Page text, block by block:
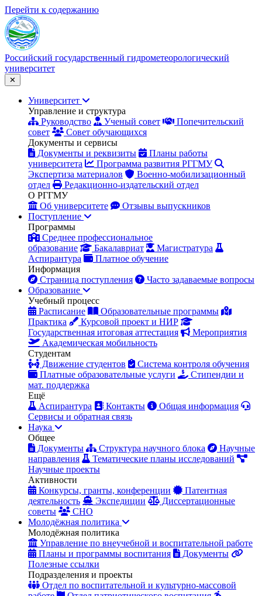
Перейти к содержанию
Российский государственный гидрометеорологический
университет
✕
Университет
Управление и структура
Руководство
Ученый совет
Попечительский
совет
Совет обучающихся
Документы и сервисы
Документы и реквизиты
Планы работы
университета
Программа развития РГГМУ
Экспертиза материалов
Военно-мобилизационный
отдел
Редакционно-издательский отдел
О РГГМУ
Об университете
Отзывы выпускников
Поступление
Программы
Среднее профессиональное
образование
Бакалавриат
Магистратура
Аспирантура
Платное обучение
Информация
Страница поступления
Часто задаваемые вопросы
Образование
Учебный процесс
Расписание
Образовательные программы
Практика
Курсовой проект и НИР
Государственная итоговая аттестация
Мероприятия
Академическая мобильность
Студентам
Движение студентов
Система контроля обучения
Платные образовательные услуги
Стипендии и
мат. поддержка
Ещё
Аспирантура
Контакты
Общая информация
Сервисы и обратная связь
Наука
Общее
Документы
Структура научного блока
Научные
направления
Тематические планы исследований
Научные проекты
Активности
Конкурсы, гранты, конференции
Патентная
деятельность
Экспедиции
Диссертационные
советы
СНО
Молодёжная политика
Молодёжная политика
Управление по внеучебной и воспитательной работе
Планы и программы воспитания
Документы
Полезные ссылки
Подразделения и проекты
Отдел по воспитательной и культурно-массовой